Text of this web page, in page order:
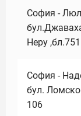
София -
Неру ,бл.751
София -
бул.
106